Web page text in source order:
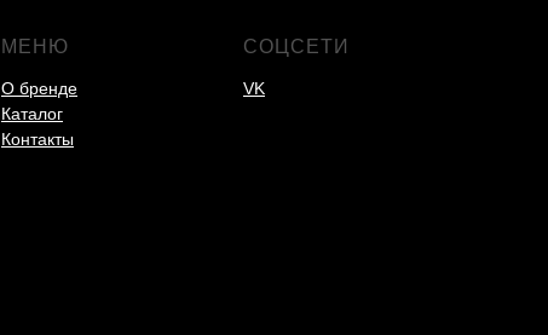
МЕНЮ
О бренде
Каталог
Контакты
СОЦСЕТИ
VK